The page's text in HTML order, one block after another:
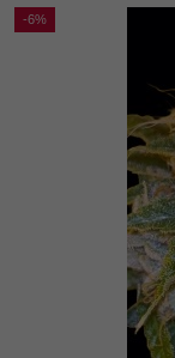
-6%